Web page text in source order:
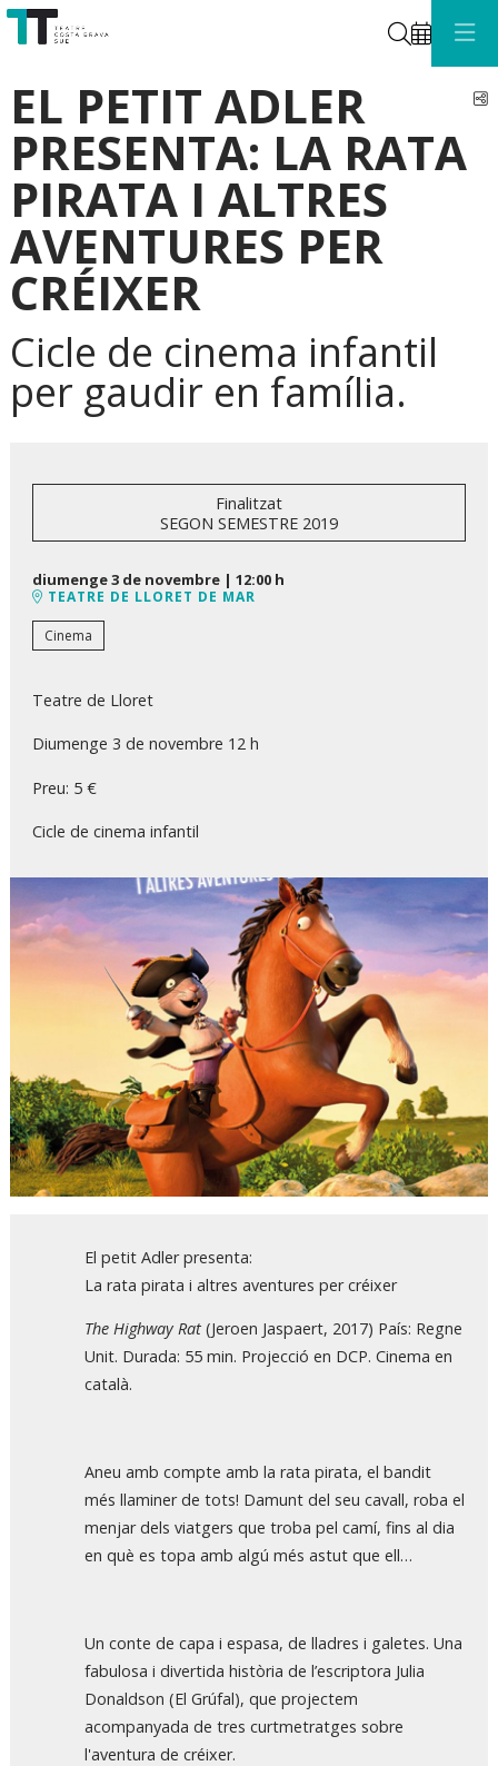
Cerca
EL PETIT ADLER
PRESENTA: LA RATA
PIRATA I ALTRES
AVENTURES PER
CRÉIXER
Cicle de cinema infantil
per gaudir en família.
Finalitzat
SEGON SEMESTRE 2019
diumenge 3 de novembre | 12:00 h
TEATRE DE LLORET DE MAR
Cinema
Teatre de Lloret
Diumenge 3 de novembre 12 h
Preu: 5 €
Cicle de cinema infantil
El petit Adler presenta:
La rata pirata i altres aventures per créixer
The Highway Rat (Jeroen Jaspaert, 2017) País: Regne
Unit. Durada: 55 min. Projecció en DCP. Cinema en
català.
Aneu amb compte amb la rata pirata, el bandit
més llaminer de tots! Damunt del seu cavall, roba el
menjar dels viatgers que troba pel camí, fins al dia
en què es topa amb algú més astut que ell…
Un conte de capa i espasa, de lladres i galetes. Una
fabulosa i divertida història de l’escriptora Julia
Donaldson (El Grúfal), que projectem
acompanyada de tres curtmetratges sobre
l'aventura de créixer.